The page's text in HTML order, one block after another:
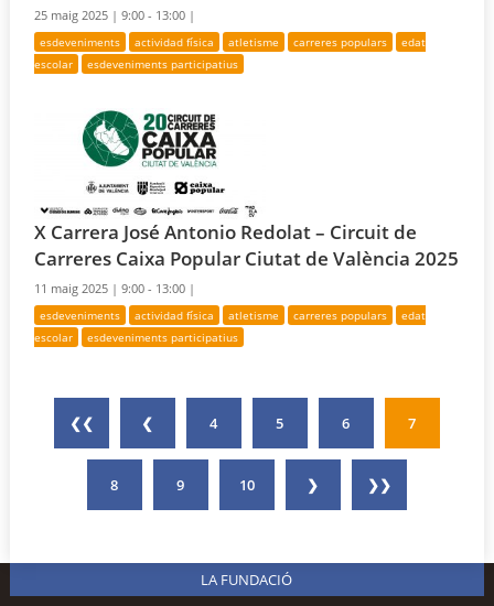
25 maig 2025 |9:00 - 13:00 |
esdeveniments actividad física atletisme carreres populars
edat
escolar
esdeveniments participatius
X Carrera José Antonio Redolat – Circuit de
Carreres Caixa Popular Ciutat de València 2025
11 maig 2025 |9:00 - 13:00 |
esdeveniments actividad física atletisme carreres populars
edat
escolar
esdeveniments participatius
❮❮ ❮ 4 5 6 7
8 9 10 ❯ ❯❯
LA FUNDACIÓ